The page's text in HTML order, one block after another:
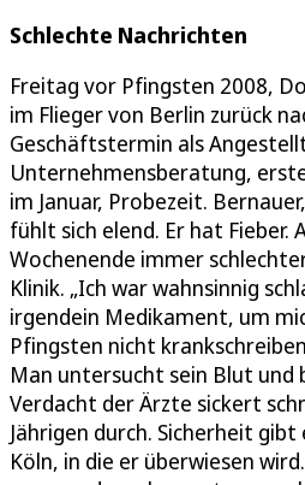
Schlechte Nachrichten
Freitag vor Pfingsten 2008,
im Flieger von Berlin zurück
Geschäftstermin als
Unternehmensberatung,
im Januar, Probezeit.
fühlt sich elend. Er hat Fieber.
Wochenende immer
Klinik. „Ich war wahnsinnig
irgendein Medikament, um
Pfingsten nicht
Man untersucht sein Blut und
Verdacht der Ärzte sickert
Jährigen durch. Sicherheit
Köln, in die er überwiesen